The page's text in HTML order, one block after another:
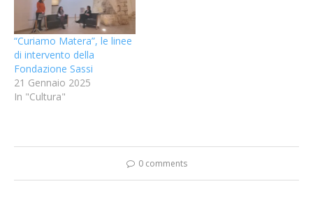
“Curiamo Matera”, le linee
di intervento della
Fondazione Sassi
21 Gennaio 2025
In "Cultura"
0 comments